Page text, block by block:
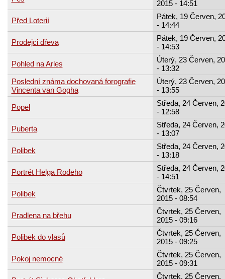
2015 - 14:51
Před Loterií
Pátek, 19 Červen,
- 14:44
Prodejci dřeva
Pátek, 19 Červen,
- 14:53
Pohled na Arles
Úterý, 23 Červen,
- 13:32
Poslední známa dochovaná forografie
Vincenta van Gogha
Úterý, 23 Červen,
- 13:55
Popel
Středa, 24 Červen,
- 12:58
Puberta
Středa, 24 Červen,
- 13:07
Polibek
Středa, 24 Červen,
- 13:18
Portrét Helga Rodeho
Středa, 24 Červen,
- 14:51
Polibek
Čtvrtek, 25 Červen,
2015 - 08:54
Pradlena na břehu
Čtvrtek, 25 Červen,
2015 - 09:16
Polibek do vlasů
Čtvrtek, 25 Červen,
2015 - 09:25
Pokoj nemocné
Čtvrtek, 25 Červen,
2015 - 09:31
Čtvrtek, 25 Červen,